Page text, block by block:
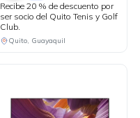
Recibe 20 % de descuento por
ser socio del Quito Tenis y Golf
Club.
Quito, Guayaquil